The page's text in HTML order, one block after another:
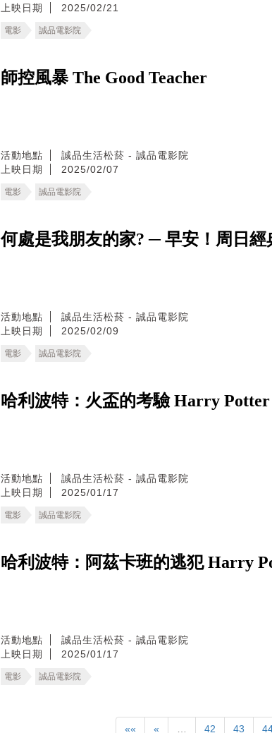
上映日期
2025/02/21
電影 誠品電影院
師控風暴 The Good Teacher
活動地點
誠品生活松菸 - 誠品電影院
上映日期
2025/02/07
電影 誠品電影院
何處是我朋友的家? ─ 早安！周日
活動地點
誠品生活松菸 - 誠品電影院
上映日期
2025/02/09
電影 誠品電影院
哈利波特：火盃的考驗 Harry
活動地點
誠品生活松菸 - 誠品電影院
上映日期
2025/01/17
電影 誠品電影院
哈利波特：阿茲卡班的逃犯 Harry
活動地點
誠品生活松菸 - 誠品電影院
上映日期
2025/01/17
電影 誠品電影院
«« « 42 43